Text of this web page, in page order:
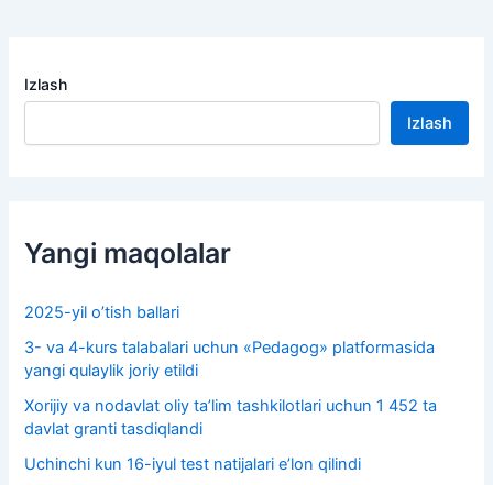
Izlash
Izlash
Yangi maqolalar
2025-yil o’tish ballari
3- va 4-kurs talabalari uchun «Pedagog» platformasida
yangi qulaylik joriy etildi
Xorijiy va nodavlat oliy taʼlim tashkilotlari uchun 1 452 ta
davlat granti tasdiqlandi
Uchinchi kun 16-iyul test natijalari e’lon qilindi